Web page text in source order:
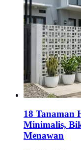
18 Tanaman
Minimalis,
Menawan